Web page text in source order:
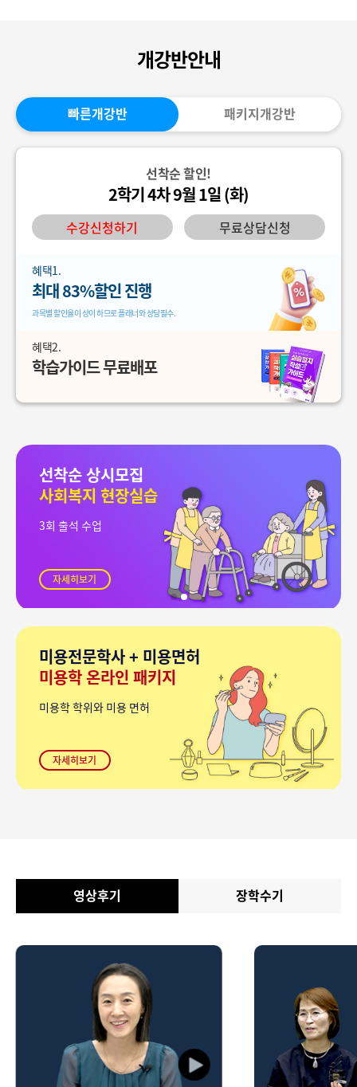
개강반안내
빠른개강반 패키지개강반
선착순 할인!
2학기 4차 9월 1일 (화)
수강신청하기 무료상담신청
혜택1.
최대 83%할인 진행
과목별 할인율이 상이 하므로 플래너와 상담필수.
혜택2.
학습가이드 무료배포
선착순 상시모집
사회복지 현장실습
3회 출석 수업
자세히보기
미용전문학사 + 미용면허
미용학 온라인 패키지
미용학 학위와 미용 면허
자세히보기
영상후기 장학수기